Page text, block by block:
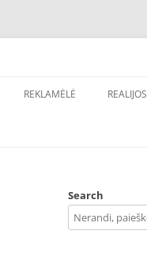
REKLAMĖLĖ REALIJOS
Search